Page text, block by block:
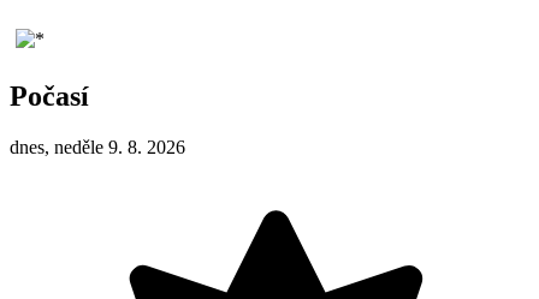
Počasí
dnes, neděle 9. 8. 2026